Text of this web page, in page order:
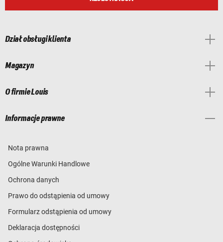
Dział obsługi klienta
Magazyn
O firmie Louis
Informacje prawne
Nota prawna
Ogólne Warunki Handlowe
Ochrona danych
Prawo do odstąpienia od umowy
Formularz odstąpienia od umowy
Deklaracja dostępności